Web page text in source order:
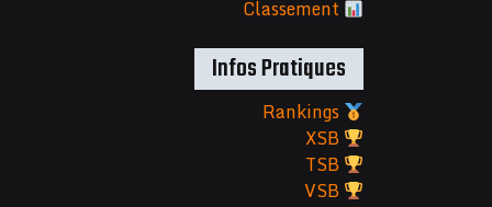
Classement
Infos Pratiques
Rankings
XSB
TSB
VSB